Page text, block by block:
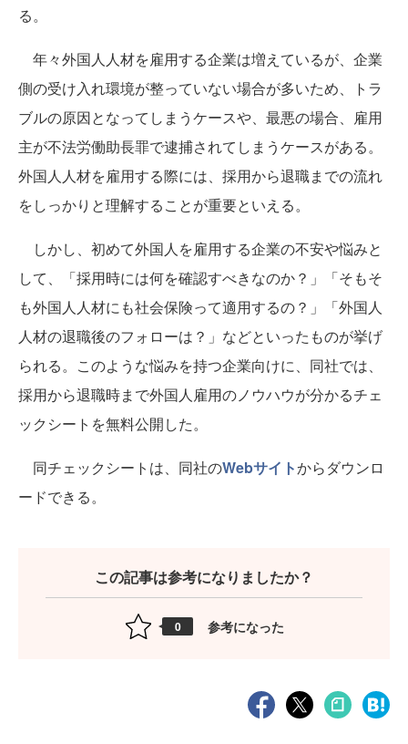
る。
年々外国人人材を雇用する企業は増えているが、企業
側の受け入れ環境が整っていない場合が多いため、トラ
ブルの原因となってしまうケースや、最悪の場合、雇用
主が不法労働助長罪で逮捕されてしまうケースがある。
外国人人材を雇用する際には、採用から退職までの流れ
をしっかりと理解することが重要といえる。
しかし、初めて外国人を雇用する企業の不安や悩みと
して、「採用時には何を確認すべきなのか？」「そもそ
も外国人人材にも社会保険って適用するの？」「外国人
人材の退職後のフォローは？」などといったものが挙げ
られる。このような悩みを持つ企業向けに、同社では、
採用から退職時まで外国人雇用のノウハウが分かるチェ
ックシートを無料公開した。
同チェックシートは、同社のWebサイトからダウンロ
ードできる。
この記事は参考になりましたか？
0 参考になった